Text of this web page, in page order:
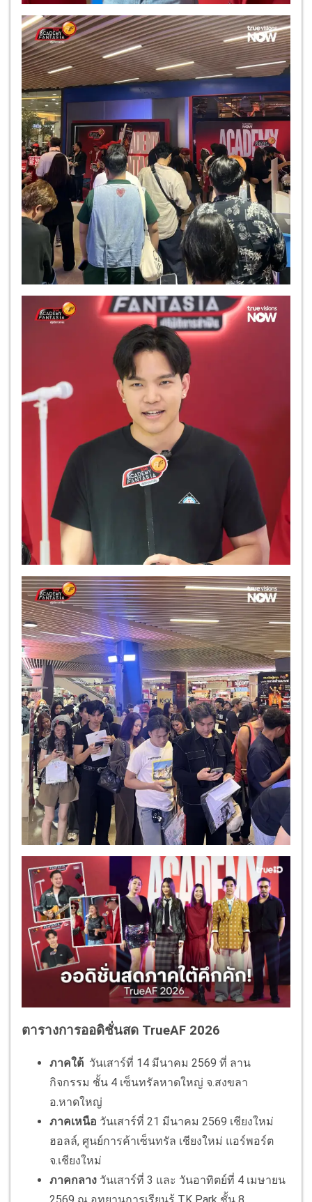
ตารางการออดิชั่นสด TrueAF 2026
ภาคใต้ วันเสาร์ที่ 14 มีนาคม 2569 ที่ ลาน
กิจกรรม ชั้น 4 เซ็นทรัลหาดใหญ่ จ.สงขลา
อ.หาดใหญ่
ภาคเหนือ วันเสาร์ที่ 21 มีนาคม 2569 เชียงใหม่
ฮอลล์, ศูนย์การค้าเซ็นทรัล เชียงใหม่ แอร์พอร์ต
จ.เชียงใหม่
ภาคกลาง วันเสาร์ที่ 3 และ วันอาทิตย์ที่ 4 เมษายน
2569 ณ อุทยานการเรียนรู้ TK Park ชั้น 8 ,